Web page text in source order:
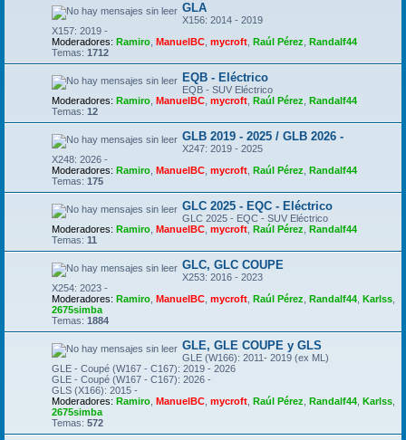
GLA
X156: 2014 - 2019
X157: 2019 -
Moderadores: Ramiro ManuelBC mycroft Raúl Pérez Randalf44
Temas: 1712
EQB - Eléctrico
EQB - SUV Eléctrico
Moderadores: Ramiro ManuelBC mycroft Raúl Pérez Randalf44
Temas: 12
GLB 2019 - 2025 / GLB 2026 -
X247: 2019 - 2025
X248: 2026 -
Moderadores: Ramiro ManuelBC mycroft Raúl Pérez Randalf44
Temas: 175
GLC 2025 - EQC - Eléctrico
GLC 2025 - EQC - SUV Eléctrico
Moderadores: Ramiro ManuelBC mycroft Raúl Pérez Randalf44
Temas: 11
GLC, GLC COUPE
X253: 2016 - 2023
X254: 2023 -
Moderadores: Ramiro ManuelBC mycroft Raúl Pérez Randalf44 Karlss
2675simba
Temas: 1884
GLE, GLE COUPE y GLS
GLE (W166): 2011- 2019 (ex ML)
GLE - Coupé (W167 - C167): 2019 - 2026
GLE - Coupé (W167 - C167): 2026 -
GLS (X166): 2015 -
Moderadores: Ramiro ManuelBC mycroft Raúl Pérez Randalf44 Karlss
2675simba
Temas: 572